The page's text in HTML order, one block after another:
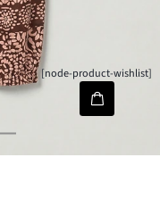
[node-product-wishlist]